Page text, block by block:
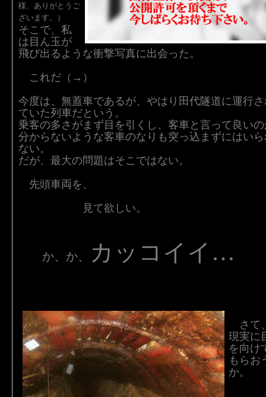
様、ありがとうご
ざいます。）
そこで、私
は目ん玉が
飛び出るような衝撃写真に出会った。
これだ（→）
今度は、無蓋車であるが、やはり田代隧道に運行
ていた列車だという。
乗客の多さがまず目を引くし、客車と言って良い
分からないような客車のなりも突っ込まずにはい
ない。
だが、最大の問題はそこではない。
先頭車両を、
見て欲しい。
か、か、 カッコイイ…
さて
現実に
を向け
もらお
か。